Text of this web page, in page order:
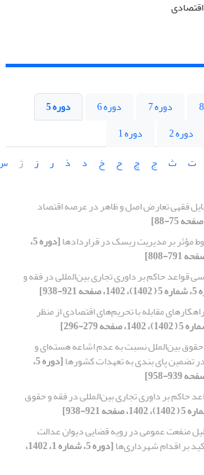
دوره 7 دوره 6
دوره 5
دوره 2
دوره 1
ت ث ج چ ح خ د ذ ر ز ژ
فقهی تعارض اصل و ظاهر در عرصه اقتصاد
مؤثر بر مدیریت ریسک در قراردادها [دوره 5،
قواعد حاکم بر داوری تجاری بین‌المللی در فقه و
938]
مقابله با تحریم‌های اقتصادی از منظر
بین‌الملل نسبت به عدم اشاعه هسته‌ای و
تضمین پای بندی به تعهدات کشورها [دوره 5،
حاکم بر داوری تجاری بین‌المللی در فقه و حقوق
منفعت عمومی در رویه قضایی دیوان عدالت
بر اقدام شهرداری‌ها [دوره 5، شماره 1، 1402،